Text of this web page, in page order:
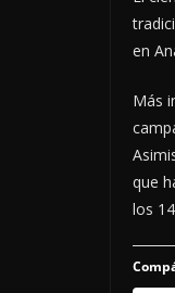
en
Más
que
los